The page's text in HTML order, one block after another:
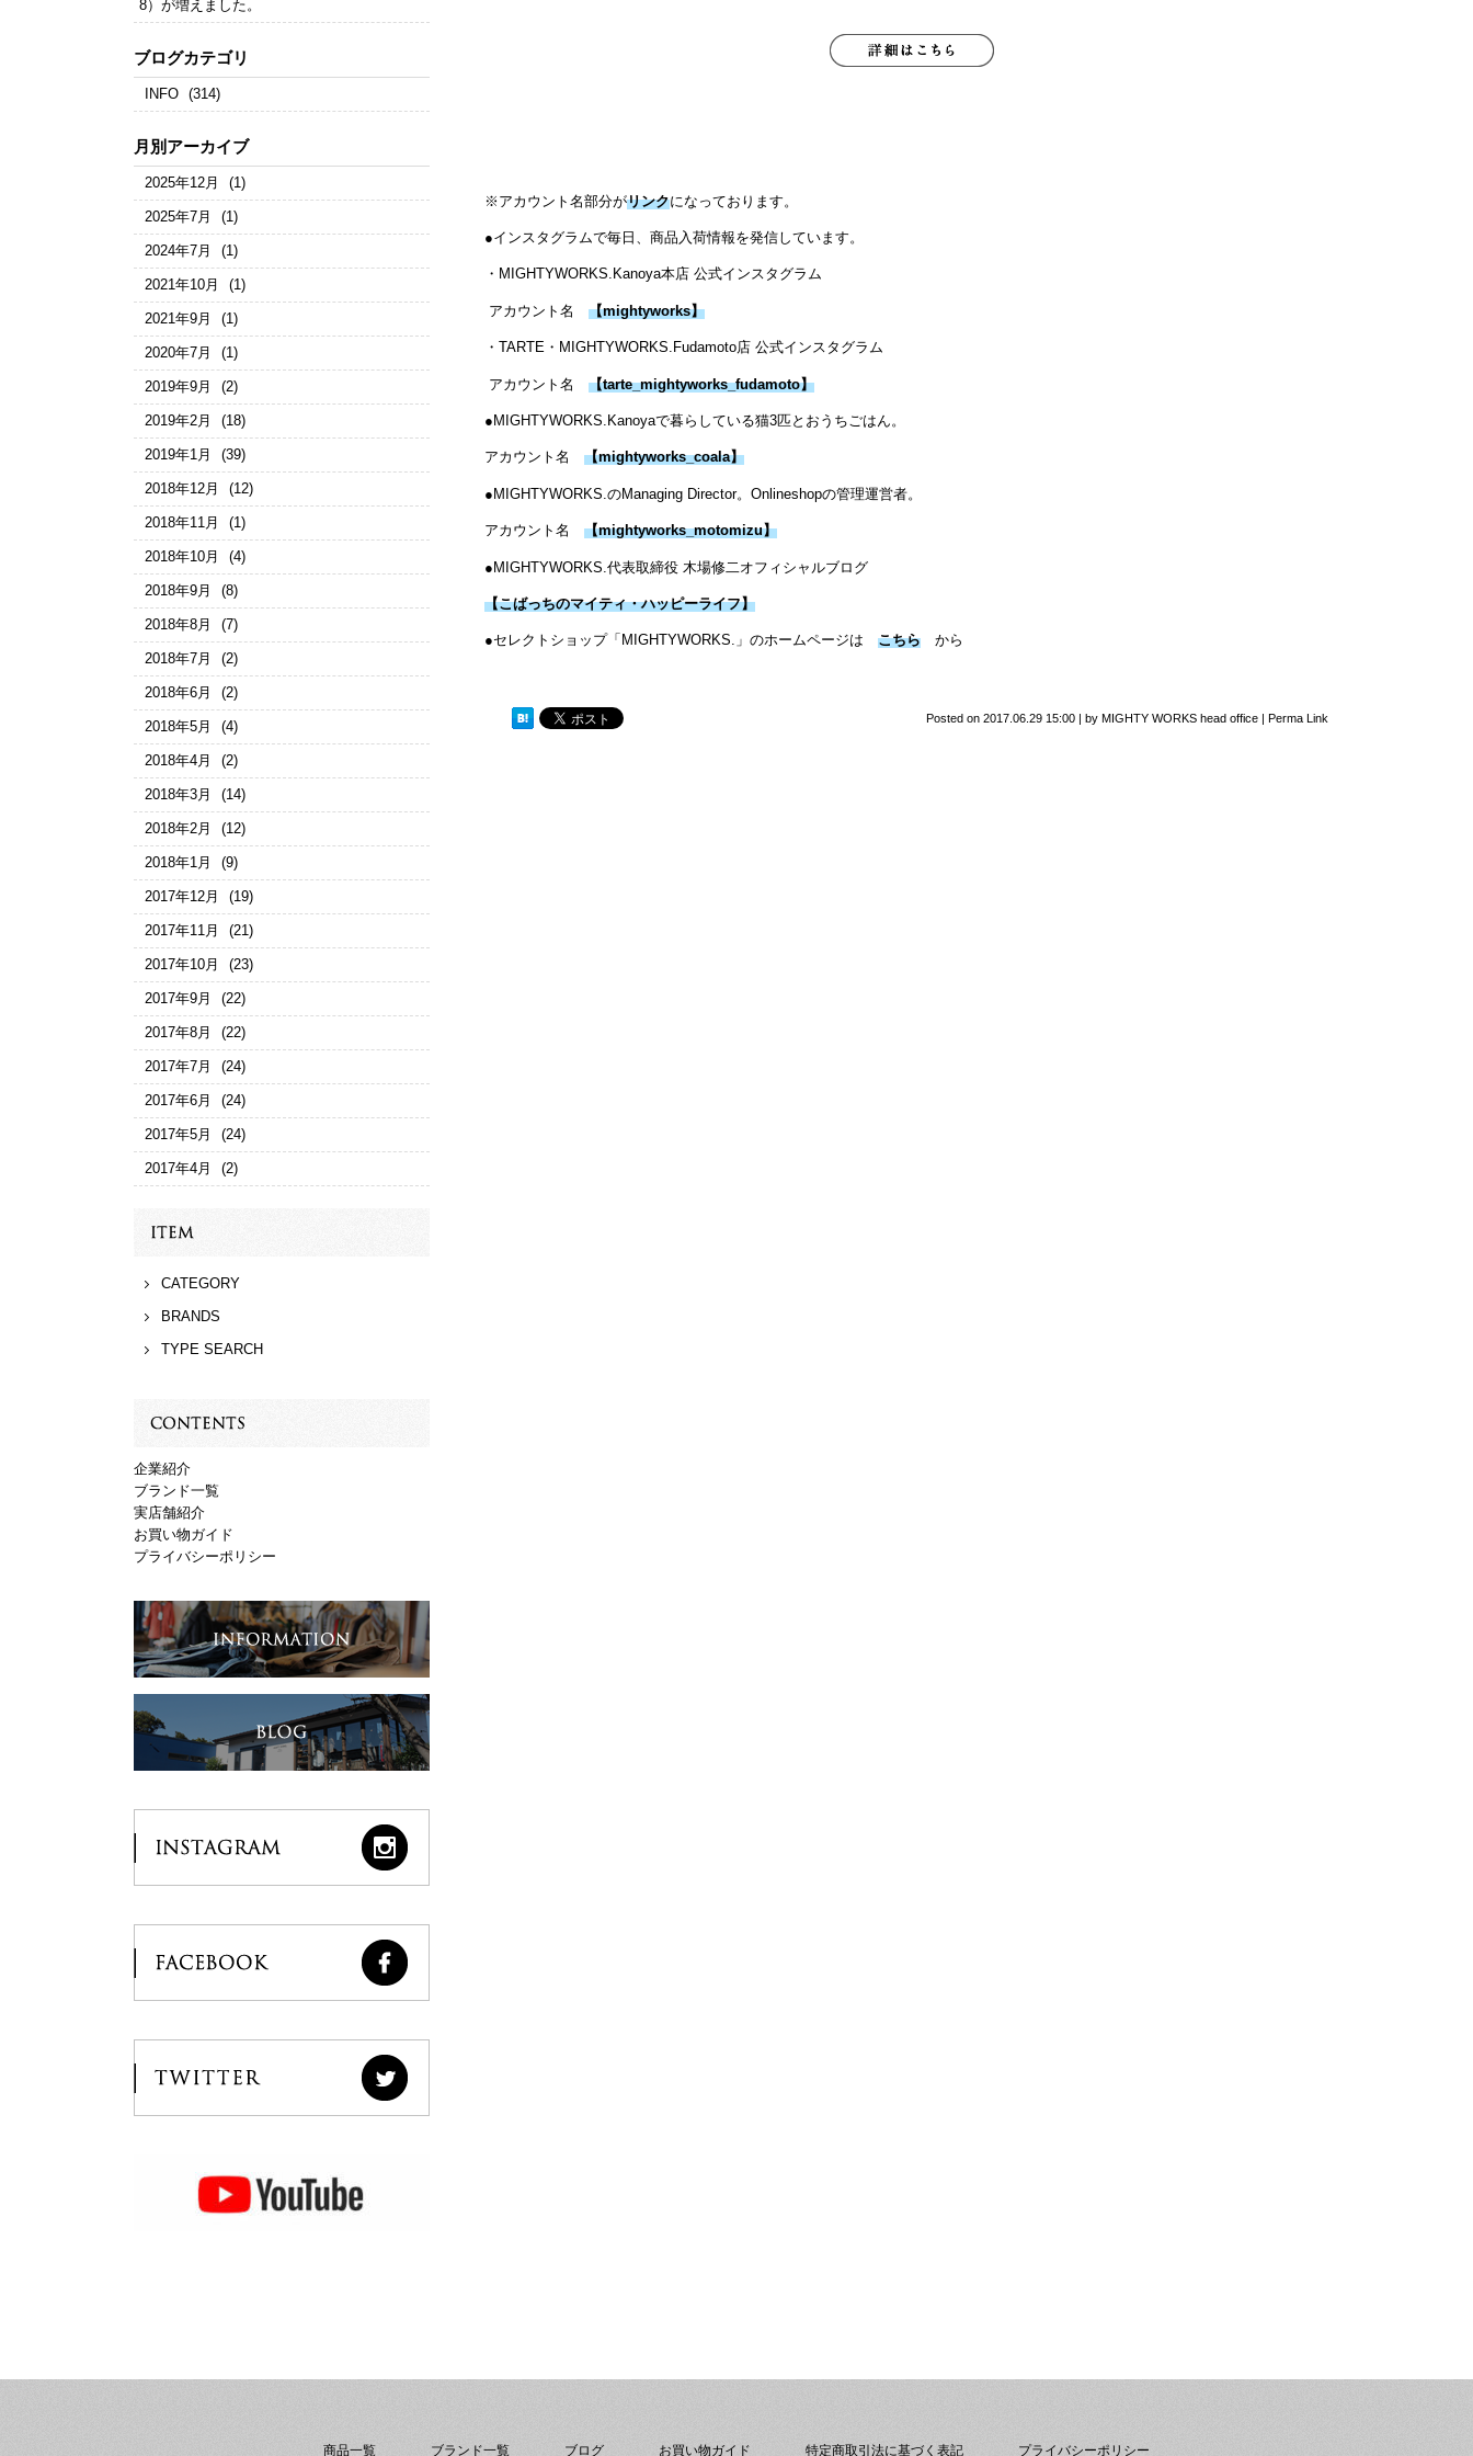
※アカウント名部分がリンクになっております。
●インスタグラムで毎日、商品入荷情報を発信しています。
・MIGHTYWORKS.Kanoya本店 公式インスタグラム
アカウント名 【mightyworks】
・TARTE・MIGHTYWORKS.Fudamoto店 公式インスタグラム
アカウント名 【tarte_mightyworks_fudamoto】
●MIGHTYWORKS.Kanoyaで暮らしている猫3匹とおうちごはん。
アカウント名 【mightyworks_coala】
●MIGHTYWORKS.のManaging Director。Onlineshopの管理運営者。
アカウント名 【mightyworks_motomizu】
●MIGHTYWORKS.代表取締役 木場修二オフィシャルブログ
【こばっちのマイティ・ハッピーライフ】
●セレクトショップ「MIGHTYWORKS.」のホームページは こちら から
Posted on 2017.06.29 15:00 by MIGHTY WORKS head office Perma Link
8）が増えました。
ブログカテゴリ
INFO (314)
月別アーカイブ
2025年12月 (1)
2025年7月 (1)
2024年7月 (1)
2021年10月 (1)
2021年9月 (1)
2020年7月 (1)
2019年9月 (2)
2019年2月 (18)
2019年1月 (39)
2018年12月 (12)
2018年11月 (1)
2018年10月 (4)
2018年9月 (8)
2018年8月 (7)
2018年7月 (2)
2018年6月 (2)
2018年5月 (4)
2018年4月 (2)
2018年3月 (14)
2018年2月 (12)
2018年1月 (9)
2017年12月 (19)
2017年11月 (21)
2017年10月 (23)
2017年9月 (22)
2017年8月 (22)
2017年7月 (24)
2017年6月 (24)
2017年5月 (24)
2017年4月 (2)
CATEGORY
BRANDS
TYPE SEARCH
企業紹介
ブランド一覧
実店舗紹介
お買い物ガイド
プライバシーポリシー
商品一覧 ブランド一覧 ブログ お買い物ガイド 特定商取引法に基づく表記 プライバシーポリシー